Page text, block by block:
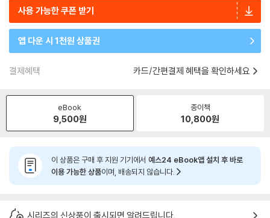
사용 가능한 쿠폰 받기
앱 다운 시 1천원 상품권
결제혜택 카드/간편결제 혜택을 확인하세요
eBook
9,500원
종이책
10,800원
이 상품은 구매 후 지원 기기에서 예스24 eBook앱 설치 후 바로
이용 가능한 상품이며, 배송되지 않습니다.
시리즈의 신상품이 출시되면 알려드립니다.